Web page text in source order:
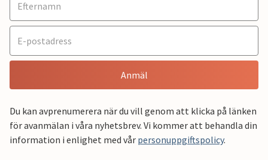
Anmäl
Du kan avprenumerera när du vill genom att klicka på länken
för avanmälan i våra nyhetsbrev. Vi kommer att behandla din
information i enlighet med vår personuppgiftspolicy.